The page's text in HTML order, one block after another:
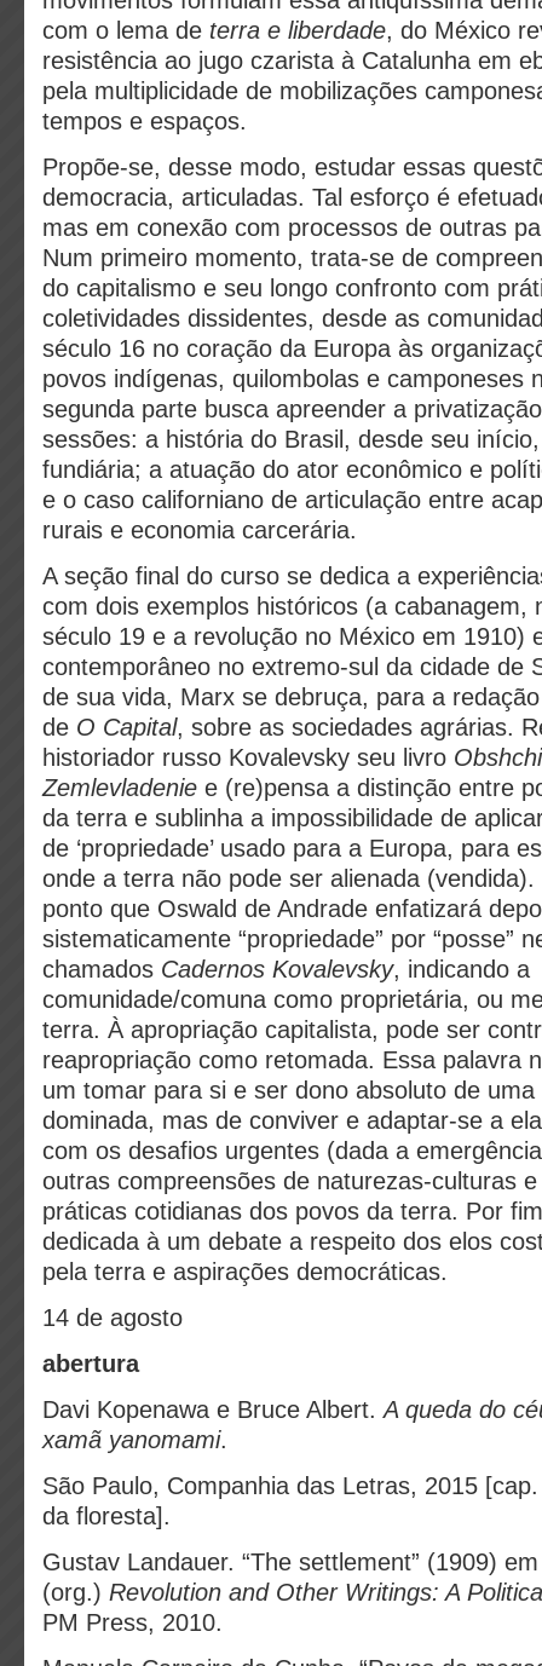
com o lema de terra e liberdade, do México
resistência ao jugo czarista à Catalunha em
pela multiplicidade de mobilizações
tempos e espaços.
Propõe-se, desse modo, estudar essas
democracia, articuladas. Tal esforço é
mas em conexão com processos de outras
Num primeiro momento, trata-se de
do capitalismo e seu longo confronto com
coletividades dissidentes, desde as
século 16 no coração da Europa às
povos indígenas, quilombolas e camponeses
segunda parte busca apreender a
sessões: a história do Brasil, desde seu
fundiária; a atuação do ator econômico e
e o caso californiano de articulação entre
rurais e economia carcerária.
A seção final do curso se dedica a
com dois exemplos históricos (a cabanagem,
século 19 e a revolução no México em 1910)
contemporâneo no extremo-sul da cidade de
de sua vida, Marx se debruça, para a
de O Capital, sobre as sociedades agrárias.
historiador russo Kovalevsky seu livro
Zemlevladenie e (re)pensa a distinção entre
da terra e sublinha a impossibilidade de
de ‘propriedade’ usado para a Europa, para
onde a terra não pode ser alienada
ponto que Oswald de Andrade enfatizará
sistematicamente “propriedade” por “posse”
chamados Cadernos Kovalevsky, indicando a
comunidade/comuna como proprietária, ou
terra. À apropriação capitalista, pode ser
reapropriação como retomada. Essa palavra
um tomar para si e ser dono absoluto de
dominada, mas de conviver e adaptar-se a
com os desafios urgentes (dada a
outras compreensões de naturezas-culturas
práticas cotidianas dos povos da terra. Por
dedicada à um debate a respeito dos elos
pela terra e aspirações democráticas.
14 de agosto
abertura
Davi Kopenawa e Bruce Albert.A queda do
xamã yanomami.
São Paulo, Companhia das Letras, 2015
da floresta].
Gustav Landauer. “The settlement” (1909)
(org.) Revolution and Other Writings: A
PM Press, 2010.